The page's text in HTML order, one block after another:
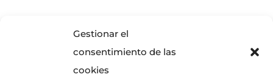
Gestionar el
consentimiento de las
cookies